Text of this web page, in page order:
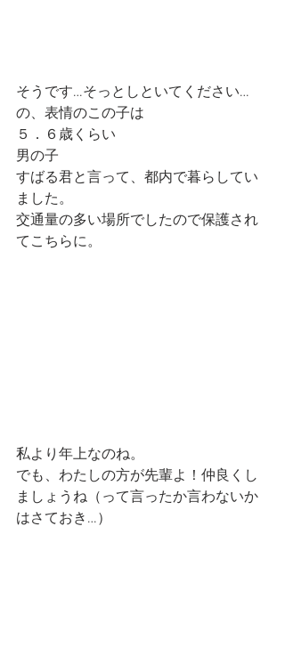
そうです…そっとしといてください…
の、表情のこの子は
５．６歳くらい
男の子
すばる君と言って、都内で暮らしてい
ました。
交通量の多い場所でしたので保護され
てこちらに。
私より年上なのね。
でも、わたしの方が先輩よ！仲良くし
ましょうね（って言ったか言わないか
はさておき…）